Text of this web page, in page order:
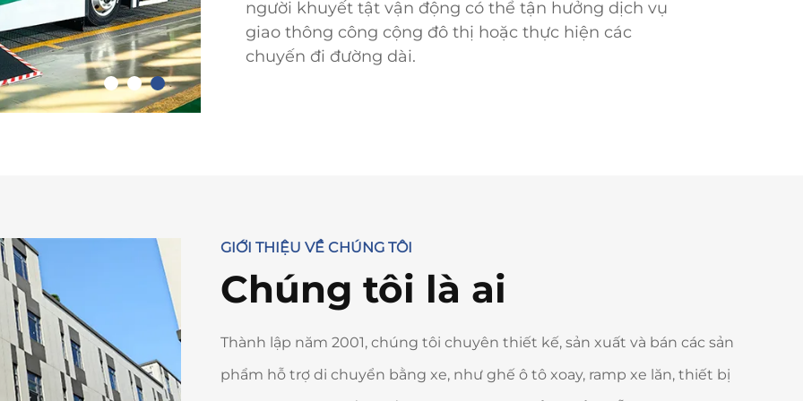
người khuyết tật vận động có thể tận hưởng dịch vụ
giao thông công cộng đô thị hoặc thực hiện các
chuyến đi đường dài.
GIỚI THIỆU VỀ CHÚNG TÔI
Chúng tôi là ai
Thành lập năm 2001, chúng tôi chuyên thiết kế, sản xuất và bán các sản
phẩm hỗ trợ di chuyển bằng xe, như ghế ô tô xoay, ramp xe lăn, thiết bị